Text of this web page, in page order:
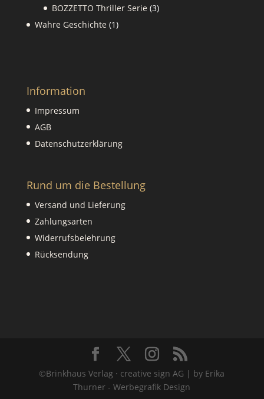
Produkte
BOZZETTO Thriller Serie 33
Wahre Geschichte 11
Information
Impressum
AGB
Datenschutzerklärung
Rund um die Bestellung
Versand und Lieferung
Zahlungsarten
Widerrufsbelehrung
Rücksendung
©Brinkhaus Verlag · creative sign AG | by Erika
Thurner - Werbegrafik Design